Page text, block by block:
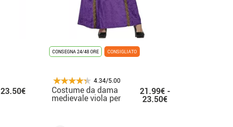
23.50€
CONSEGNA 24/48 ORE CONSIGLIATO
4.34/5.00
Costume da dama
medievale viola per
21.99€ -
23.50€